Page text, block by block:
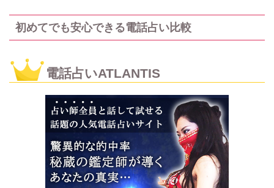
初めてでも安心できる電話占い比較
電話占いATLANTIS